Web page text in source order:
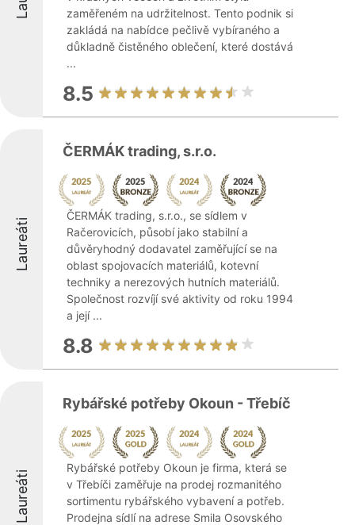
zaměřeném na udržitelnost. Tento podnik si
zakládá na nabídce pečlivě vybíraného a
důkladně čistěného oblečení, které dostává
...
8.5
Laureáti
ČERMÁK trading, s.r.o.
ČERMÁK trading, s.r.o., se sídlem v
Račerovicích, působí jako stabilní a
důvěryhodný dodavatel zaměřující se na
oblast spojovacích materiálů, kotevní
techniky a nerezových hutních materiálů.
Společnost rozvíjí své aktivity od roku 1994
a její ...
8.8
Laureáti
Rybářské potřeby Okoun - Třebíč
Rybářské potřeby Okoun je firma, která se
v Třebíči zaměřuje na prodej rozmanitého
sortimentu rybářského vybavení a potřeb.
Prodejna sídlí na adrese Smila Osovského